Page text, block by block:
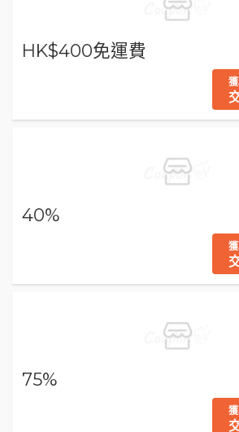
HK$400免運費
40%
75%